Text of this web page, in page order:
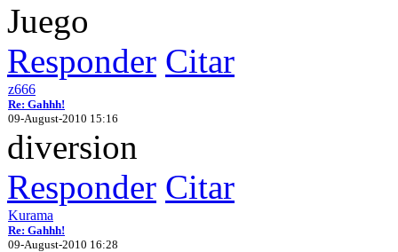
Juego
Responder Citar
z666
Re: Gahhh!
09-August-2010 15:16
diversion
Responder Citar
Kurama
Re: Gahhh!
09-August-2010 16:28